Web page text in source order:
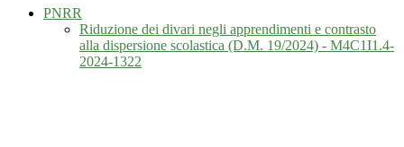
PNRR
Riduzione dei divari negli apprendimenti e contrasto
alla dispersione scolastica (D.M. 19/2024) - M4C1I1.4-
2024-1322